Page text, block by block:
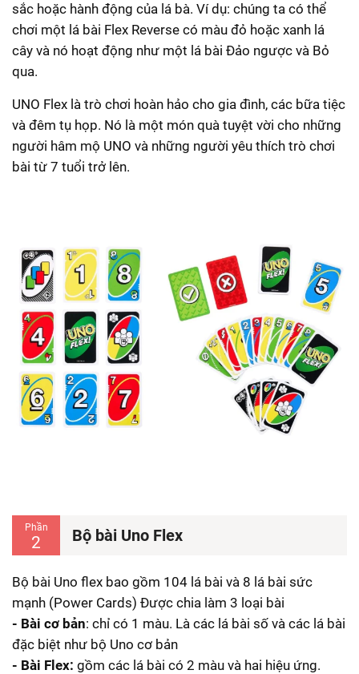
sắc hoặc hành động của lá bà. Ví dụ: chúng ta có thể
chơi một lá bài Flex Reverse có màu đỏ hoặc xanh lá
cây và nó hoạt động như một lá bài Đảo ngược và Bỏ
qua.
UNO Flex là trò chơi hoàn hảo cho gia đình, các bữa tiệc
và đêm tụ họp. Nó là một món quà tuyệt vời cho những
người hâm mộ UNO và những người yêu thích trò chơi
bài từ 7 tuổi trở lên.
Phần
2 Bộ bài Uno Flex
Bộ bài Uno flex bao gồm 104 lá bài và 8 lá bài sức
mạnh (Power Cards) Được chia làm 3 loại bài
- Bài cơ bản: chỉ có 1 màu. Là các lá bài số và các lá bài
đặc biệt như bộ Uno cơ bản
- Bài Flex: gồm các lá bài có 2 màu và hai hiệu ứng.